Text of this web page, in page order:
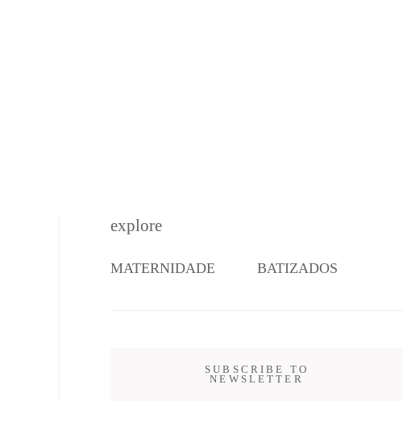
explore
MATERNIDADE BATIZADOS
SUBSCRIBE TO
NEWSLETTER